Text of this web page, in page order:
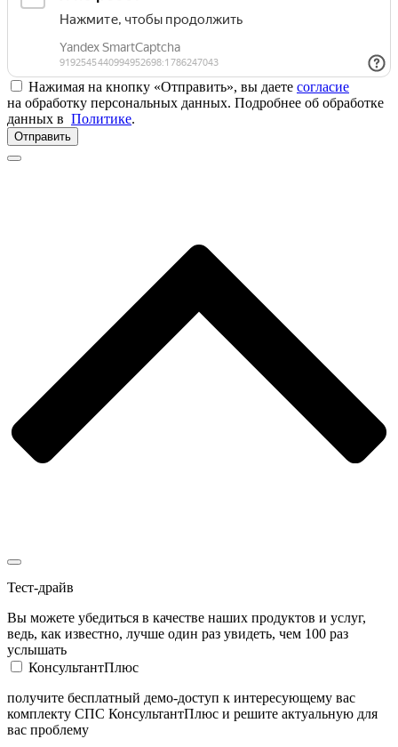
Нажимая на кнопку «Отправить», вы даете согласие
на обработку персональных данных. Подробнее об обработке
данных в Политике.
Отправить
Тест-драйв
Вы можете убедиться в качестве наших продуктов и услуг,
ведь, как известно, лучше один раз увидеть, чем 100 раз
услышать
КонсультантПлюс
получите бесплатный демо-доступ к интересующему вас
комплекту СПС КонсультантПлюс и решите актуальную для
вас проблему